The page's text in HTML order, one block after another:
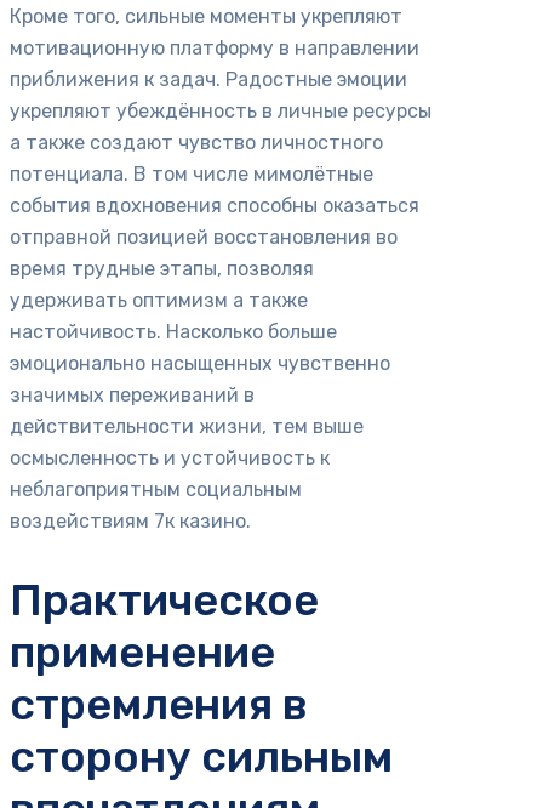
Кроме того, сильные моменты укрепляют
мотивационную платформу в направлении
приближения к задач. Радостные эмоции
укрепляют убеждённость в личные ресурсы
а также создают чувство личностного
потенциала. В том числе мимолётные
события вдохновения способны оказаться
отправной позицией восстановления во
время трудные этапы, позволяя
удерживать оптимизм а также
настойчивость. Насколько больше
эмоционально насыщенных чувственно
значимых переживаний в
действительности жизни, тем выше
осмысленность и устойчивость к
неблагоприятным социальным
воздействиям 7к казино.
Практическое
применение
стремления в
сторону сильным